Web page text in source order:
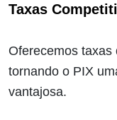
Taxas
Oferecemos taxas
tornando o PIX
vantajosa.